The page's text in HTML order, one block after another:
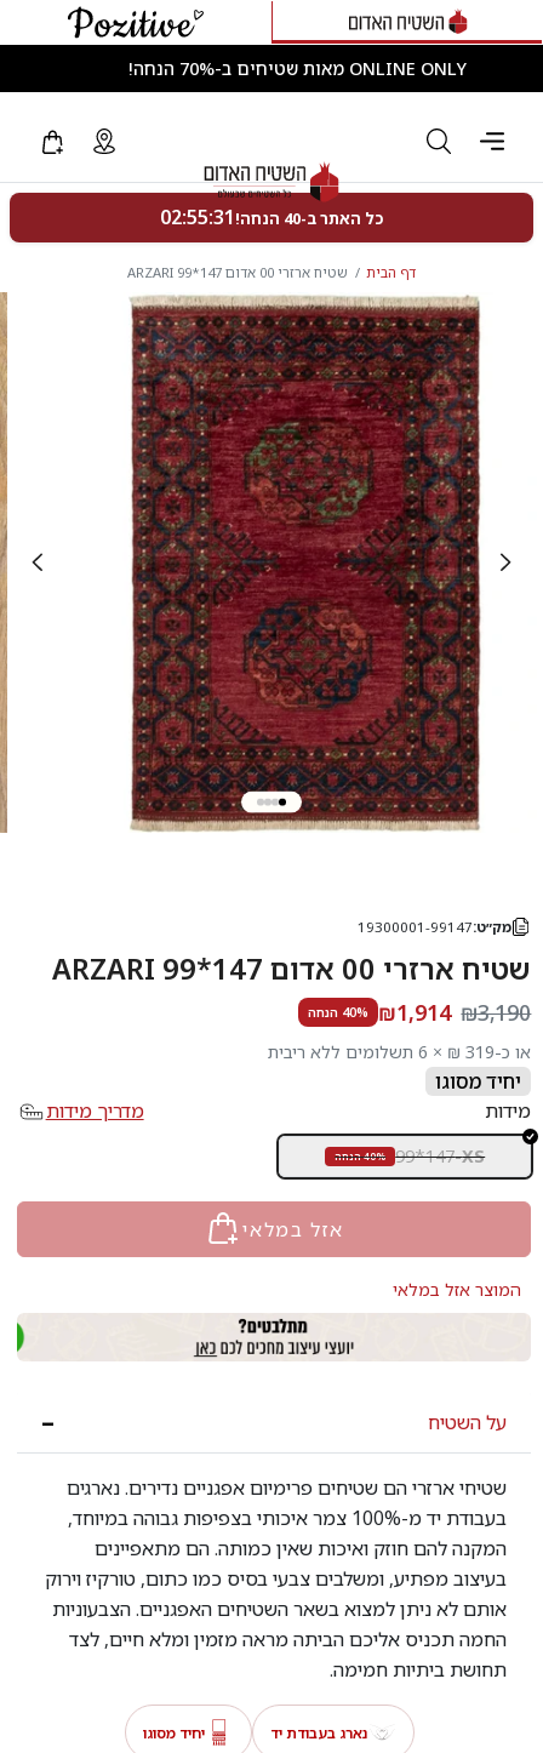
ONLINE ONLY מאות שטיחים ב-70% הנחה!
דף הבית שטיח ארזרי 00 אדום 147*99 ARZARI
מק״ט:19300001-99147
שטיח ארזרי 00 אדום 147*99 ARZARI
₪3,190
₪1,914 40% הנחה
או כ-319 ₪ × 6 תשלומים ללא ריבית
יחיד מסוגו
מידות
מדריך מידות
XS
-
99*147 40% הנחה
אזל במלאי
המוצר אזל במלאי
על השטיח
שטיחי ארזרי הם שטיחים פרימיום אפגניים נדירים. נארגים
בעבודת יד מ-100% צמר איכותי בצפיפות גבוהה במיוחד,
המקנה להם חוזק ואיכות שאין כמותה. הם מתאפיינים
בעיצוב מפתיע, ומשלבים צבעי בסיס כמו כתום, טורקיז וירוק
אותם לא ניתן למצוא בשאר השטיחים האפגניים. הצבעוניות
החמה תכניס אליכם הביתה מראה מזמין ומלא חיים, לצד
תחושת ביתיות חמימה.
נארג בעבודת יד יחיד מסוגו